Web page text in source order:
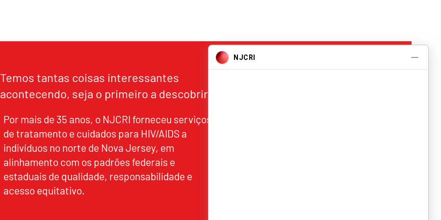
Temos tantas coisas interessantes
acontecendo, seja o primeiro a descobrir!
Por mais de 35 anos, o NJCRI forneceu serviços
de tratamento e cuidados para HIV/AIDS a
indivíduos no norte de Nova Jersey, em
alinhamento com os padrões federais e
estaduais de qualidade, responsabilidade e
acesso equitativo.